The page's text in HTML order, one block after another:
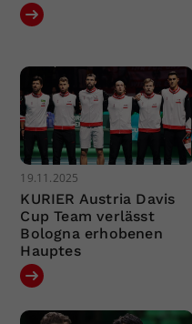
19.11.2025
KURIER Austria Davis
Cup Team verlässt
Bologna erhobenen
Hauptes